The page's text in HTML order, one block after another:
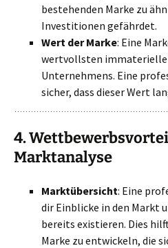
bestehenden Marke zu
Investitionen gefährdet.
Wert der Marke: Eine
wertvollsten
Unternehmens. Eine
sicher, dass dieser Wert
4.
Marktanalyse
Marktübersicht: Eine
dir Einblicke in den Markt
bereits existieren. Dies
Marke zu entwickeln, die